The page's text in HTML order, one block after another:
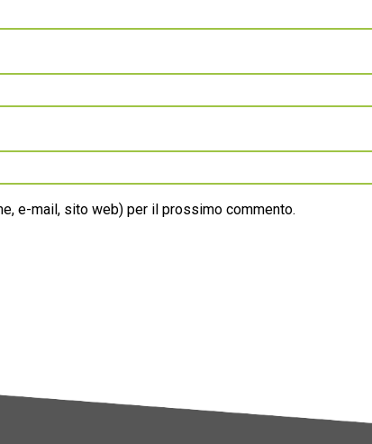
e-mail, sito web) per il prossimo commento.